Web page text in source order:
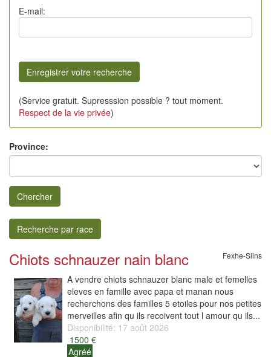
E-mail:
(Service gratuit. Supresssion possible ? tout moment.
Respect de la vie privée)
Province:
Chercher
Recherche par race
Chiots schnauzer nain blanc Fexhe-Slins
A vendre chiots schnauzer blanc male et femelles
eleves en famille avec papa et manan nous
recherchons des familles 5 etoiles pour nos petites
merveilles afin qu ils recoivent tout l amour qu ils...
Disponibilité: 17 août 2026
1500 €
Agréé